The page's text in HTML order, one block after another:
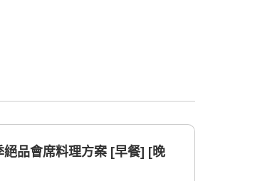
品會席料理方案 [早餐] [晚